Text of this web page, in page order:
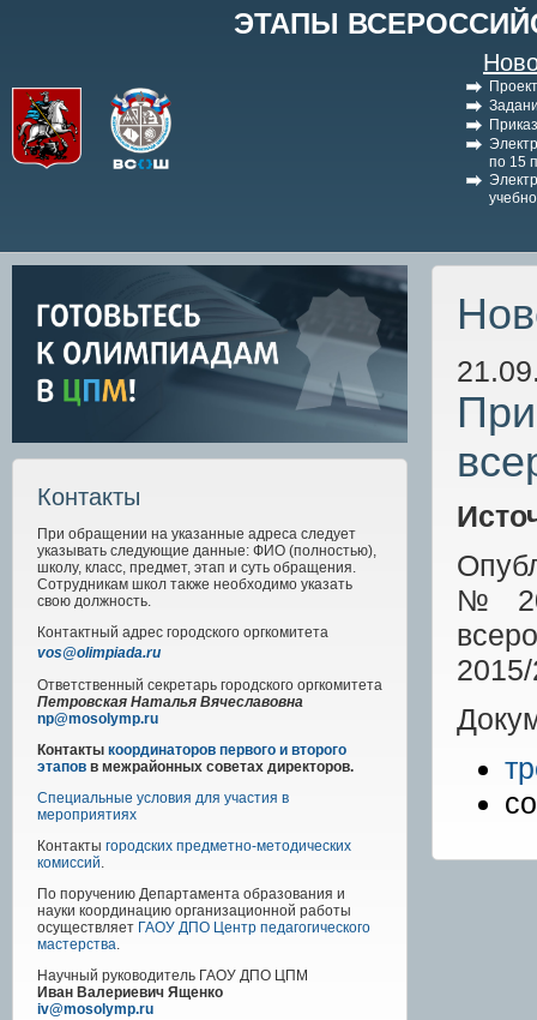
ЭТАПЫ
по 15
Контакты
При обращении на указанные адреса следует
указывать следующие данные: ФИО (полностью),
школу, класс, предмет, этап и суть обращения.
Сотрудникам школ также необходимо указать
свою должность.
Контактный адрес городского оргкомитета
vos@olimpiada.ru
Ответственный секретарь городского оргкомитета
Петровская Наталья Вячеславовна
np@mosolymp.ru
Контакты координаторов первого и второго
этапов в межрайонных советах директоров.
Специальные условия для участия в
мероприятиях
Контакты городских предметно-методических
комиссий.
По поручению Департамента образования и
науки координацию организационной работы
осуществляет ГАОУ ДПО Центр педагогического
мастерства.
Научный руководитель ГАОУ ДПО ЦПМ
Иван Валериевич Ященко
iv@mosolymp.ru